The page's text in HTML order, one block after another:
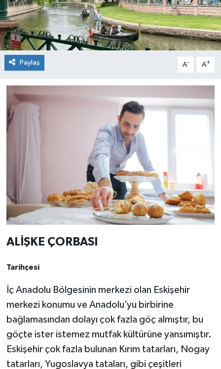
Paylaş A- A+
ALİŞKE ÇORBASI
Tarihçesi
İç Anadolu Bölgesinin merkezi olan Eskişehir
merkezi konumu ve Anadolu’yu birbirine
bağlamasından dolayı çok fazla göç almıştır, bu
göçte ister istemez mutfak kültürüne yansımıştır.
Eskişehir çok fazla bulunan Kırım tatarları, Nogay
tatarları, Yugoslavya tataları, gibi çeşitleri